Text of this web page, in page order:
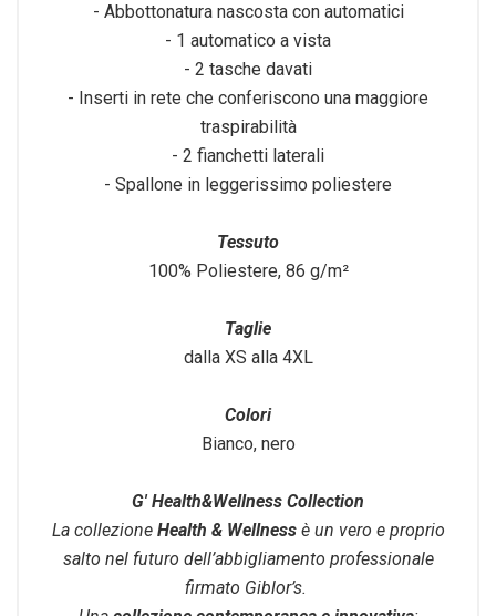
- Abbottonatura nascosta con automatici
- 1 automatico a vista
- 2 tasche davati
- Inserti in rete che conferiscono una maggiore
traspirabilità
- 2 fianchetti laterali
- Spallone in leggerissimo poliestere
Tessuto
100% Poliestere, 86 g/m²
Taglie
dalla XS alla 4XL
Colori
Bianco, nero
G' Health&Wellness Collection
La collezione Health & Wellnessè un vero e proprio
salto nel futuro dell’abbigliamento professionale
firmato Giblor’s.